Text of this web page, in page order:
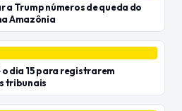
a Trump números de queda do
Amazônia
dia 15 para registrarem
tribunais